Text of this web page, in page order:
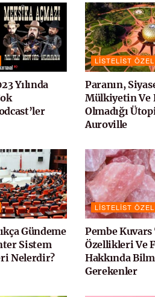
Yılında
LISTELIST ÖZEL
Paranın,
Mülkiyetin Ve
Olmadığı
Auroville
Gündeme
Sistem
Nelerdir?
LISTELIST ÖZEL
Pembe Kuvars
Özellikleri Ve
Hakkında
Gerekenler